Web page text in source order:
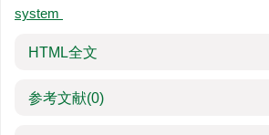
system
HTML全文
参考文献(0)